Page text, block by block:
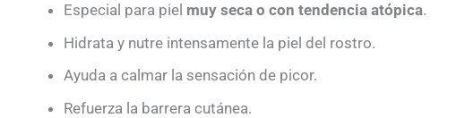
Especial para piel muy seca o con tendencia atópica.
Hidrata y nutre intensamente la piel del rostro.
Ayuda a calmar la sensación de picor.
Refuerza la barrera cutánea.